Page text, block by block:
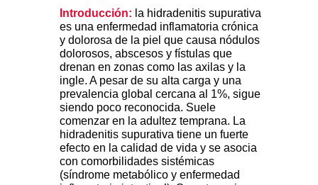
Introducción: la hidradenitis supurativa
es una enfermedad inflamatoria crónica
y dolorosa de la piel que causa nódulos
dolorosos, abscesos y fístulas que
drenan en zonas como las axilas y la
ingle. A pesar de su alta carga y una
prevalencia global cercana al 1%, sigue
siendo poco reconocida. Suele
comenzar en la adultez temprana. La
hidradenitis supurativa tiene un fuerte
efecto en la calidad de vida y se asocia
con comorbilidades sistémicas
(síndrome metabólico y enfermedad